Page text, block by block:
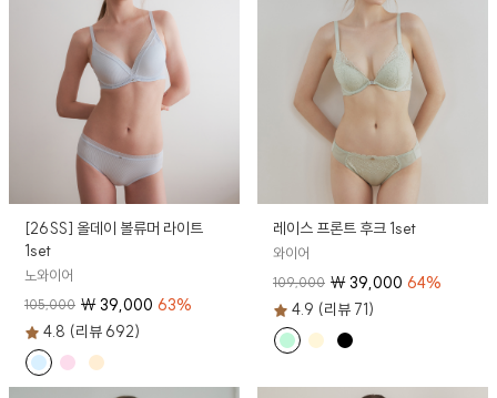
[26SS] 올데이 볼류머 라이트
1set
노와이어
105,000 ₩39,000 63%
4.8 (리뷰 692)
레이스 프론트 후크 1set
와이어
109,000 ₩39,000 64%
4.9 (리뷰 71)